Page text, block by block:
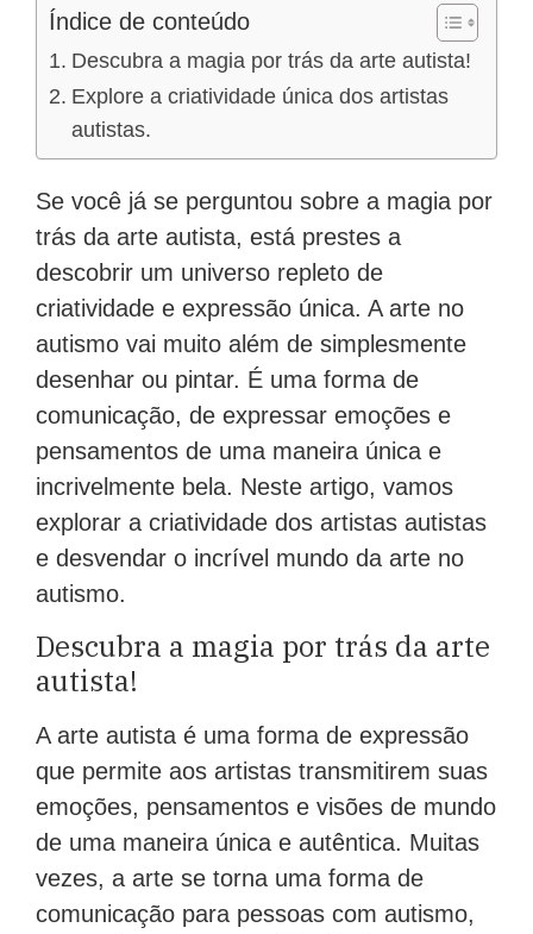
Índice de conteúdo
Descubra a magia por trás da arte autista!
Explore a criatividade única dos artistas
autistas.
Se você já se perguntou sobre a magia por
trás da arte autista, está prestes a
descobrir um universo repleto de
criatividade e expressão única. A arte no
autismo vai muito além de simplesmente
desenhar ou pintar. É uma forma de
comunicação, de expressar emoções e
pensamentos de uma maneira única e
incrivelmente bela. Neste artigo, vamos
explorar a criatividade dos artistas autistas
e desvendar o incrível mundo da arte no
autismo.
Descubra a magia por trás da arte
autista!
A arte autista é uma forma de expressão
que permite aos artistas transmitirem suas
emoções, pensamentos e visões de mundo
de uma maneira única e autêntica. Muitas
vezes, a arte se torna uma forma de
comunicação para pessoas com autismo,